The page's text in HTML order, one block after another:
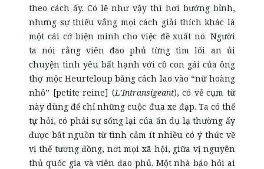
theo cách ấy. Có lẽ như vậy thì hơi bướng bỉnh,
nhưng sự thiếu vắng mọi cách giải thích khác là
một cái cớ biện minh cho việc đề xuất nó. Người
ta nói rằng viên đao phủ từng tìm lối an ủi
chuyện tình yêu bất hạnh với cô con gái của ông
thợ mộc Heurteloup bằng cách lao vào “nữ hoàng
nhỏ” [petite reine] (L’Intransigeant), có vẻ cụm từ
này dùng để chỉ những cuộc đua xe đạp. Ta có thể
tự hỏi, có phải sự sống lại của ẩn dụ lạ thường ấy
được bắt nguồn từ tình cảm ít nhiều có ý thức về
vị thế tương đồng, nơi mọi xã hội, giữa vị nguyên
thủ quốc gia và viên đao phủ. Một nhà báo hỏi ai